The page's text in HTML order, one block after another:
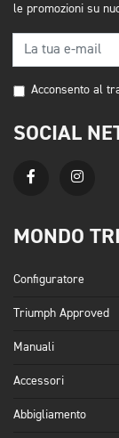
le promozioni su
Acconsento al
SOCIAL
MONDO
Configuratore
Triumph Approved
Manuali
Accessori
Abbigliamento